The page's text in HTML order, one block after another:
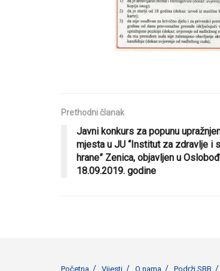
Prethodni članak
Javni konkurs za popunu
mjesta u JU “Institut za zdravlje i
hrane” Zenica, objavljen u
18.09.2019. godine
Početna Vijesti O nama Podrži SBB